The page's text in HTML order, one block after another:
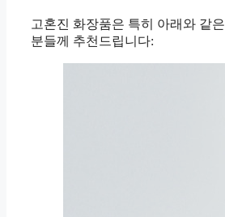
고혼진 화장품은 특히 아래와 같은
분들께 추천드립니다: